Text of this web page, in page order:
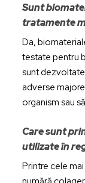
Sunt
tratamente
Da,
testate pentru
sunt
adverse
organism sau
Care sunt
utilizate în
Printre cele